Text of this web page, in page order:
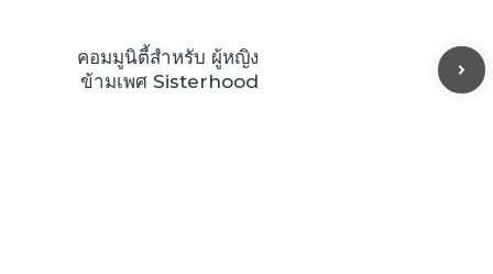
คอมมูนิตี้สำหรับ ผู้หญิง
ข้ามเพศ Sisterhood